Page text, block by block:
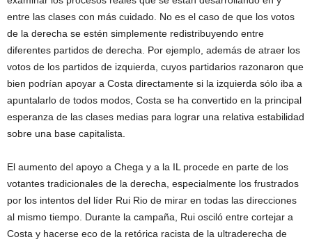
entre las clases con más cuidado. No es el caso de que los votos
de la derecha se estén simplemente redistribuyendo entre
diferentes partidos de derecha. Por ejemplo, además de atraer los
votos de los partidos de izquierda, cuyos partidarios razonaron que
bien podrían apoyar a Costa directamente si la izquierda sólo iba a
apuntalarlo de todos modos, Costa se ha convertido en la principal
esperanza de las clases medias para lograr una relativa estabilidad
sobre una base capitalista.
El aumento del apoyo a Chega y a la IL procede en parte de los
votantes tradicionales de la derecha, especialmente los frustrados
por los intentos del líder Rui Rio de mirar en todas las direcciones
al mismo tiempo. Durante la campaña, Rui osciló entre cortejar a
Costa y hacerse eco de la retórica racista de la ultraderecha de